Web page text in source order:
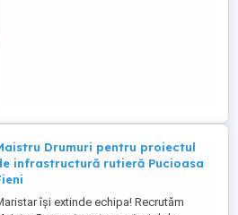
Drumuri pentru proiectul
infrastructură rutieră Pucioasa
își extinde echipa! Recrutăm